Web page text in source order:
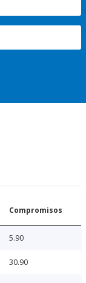
Compromisos
5.90
30.90